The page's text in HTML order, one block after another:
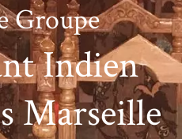
Groupe
Indien
Marseille